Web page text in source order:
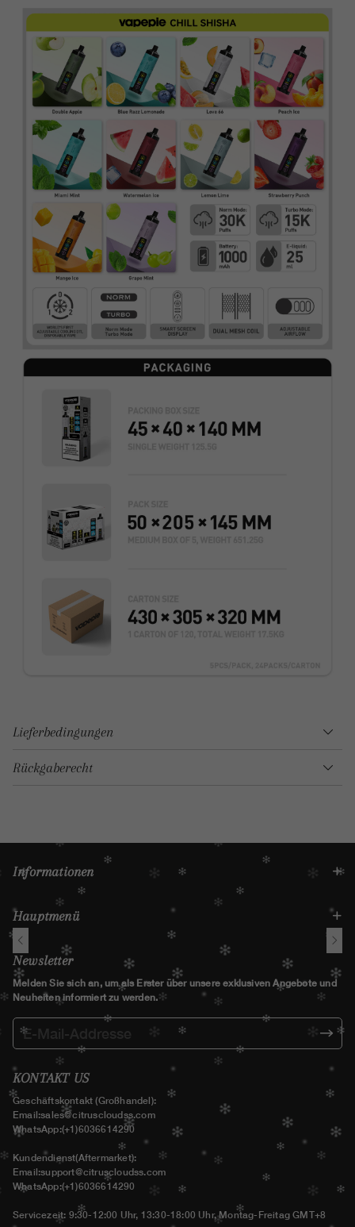
Lieferbedingungen
Rückgaberecht
Informationen
Hauptmenü
Newsletter
Melden Sie sich an, um als Erster über unsere exklusiven Angebote und
Neuheiten informiert zu werden.
KONTAKT US
Geschäftskontakt (Großhandel):
Email:sales@citruscloudss.com
WhatsApp:(+1)6036614290
Kundendienst(Aftermarket):
Email:support@citruscloudss.com
WhatsApp:(+1)6036614290
Servicezeit: 9:30-12:00 Uhr, 13:30-18:00 Uhr, Montag-Freitag GMT+8